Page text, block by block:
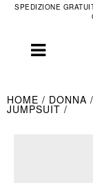
SPEDIZIONE
HOME DONNA
JUMPSUIT